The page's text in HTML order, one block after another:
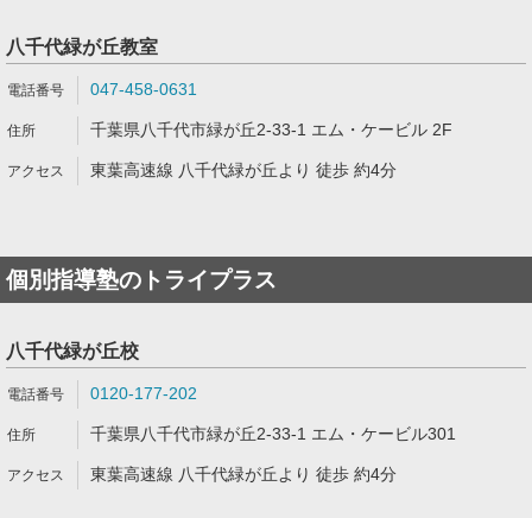
八千代緑が丘教室
047-458-0631
千葉県八千代市緑が丘2-33-1 エム・ケービル 2F
東葉高速線 八千代緑が丘より 徒歩 約4分
個別指導塾のトライプラス
八千代緑が丘校
0120-177-202
千葉県八千代市緑が丘2-33-1 エム・ケービル301
東葉高速線 八千代緑が丘より 徒歩 約4分